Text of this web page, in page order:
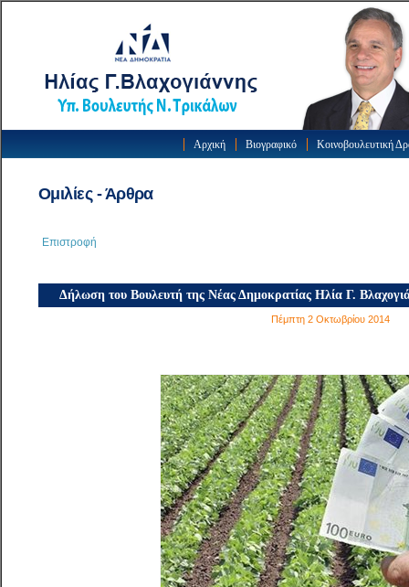
Αρχική Βιογραφικό Κοινοβουλευτική
Ομιλίες - Άρθρα
Επιστροφή
Δήλωση του Βουλευτή της Νέας Δημοκρατίας Ηλία Γ.
Πέμπτη 2 Οκτωβρίου 2014